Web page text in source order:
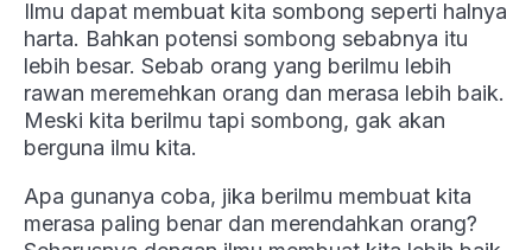
Ilmu dapat membuat kita sombong seperti halnya
harta. Bahkan potensi sombong sebabnya itu
lebih besar. Sebab orang yang berilmu lebih
rawan meremehkan orang dan merasa lebih baik.
Meski kita berilmu tapi sombong, gak akan
berguna ilmu kita.
Apa gunanya coba, jika berilmu membuat kita
merasa paling benar dan merendahkan orang?